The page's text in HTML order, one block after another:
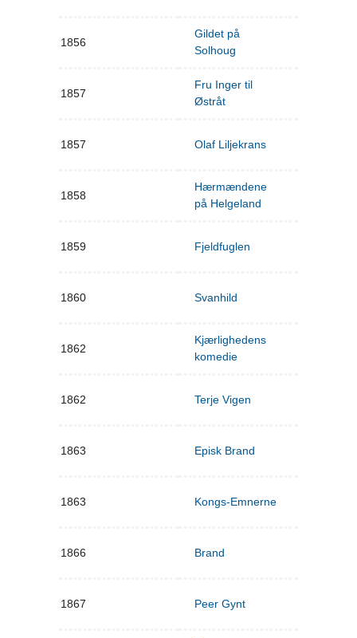
1856
Gildet på
Solhoug
1857
Fru Inger til
Østråt
1857 Olaf Liljekrans
1858
Hærmændene
på Helgeland
1859 Fjeldfuglen
1860 Svanhild
1862
Kjærlighedens
komedie
1862 Terje Vigen
1863 Episk Brand
1863 Kongs-Emnerne
1866 Brand
1867 Peer Gynt